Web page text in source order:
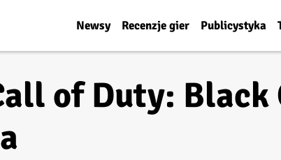
Newsy Recenzje gier Publicystyka
of Duty: Black